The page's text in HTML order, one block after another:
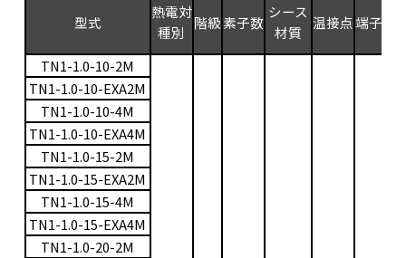
型式
熱電対
種別
階級素子数
シース
材質
温接点端子
TN1-1.0-10-2M
TN1-1.0-10-EXA2M
TN1-1.0-10-4M
TN1-1.0-10-EXA4M
TN1-1.0-15-2M
TN1-1.0-15-EXA2M
TN1-1.0-15-4M
TN1-1.0-15-EXA4M
TN1-1.0-20-2M